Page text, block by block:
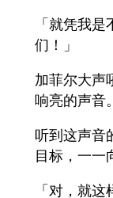
「就凭我
们！」
加菲尔大声
响亮的声音。
听到这声音
目标，一一
「对，就